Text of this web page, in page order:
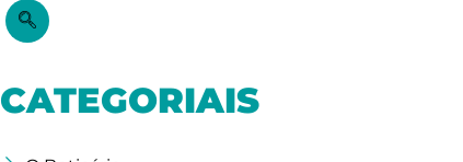
CATEGORIAIS